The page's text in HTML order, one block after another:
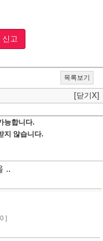
신고
목록보기
[닫기X]
능합니다.
지 않습니다.
..
]